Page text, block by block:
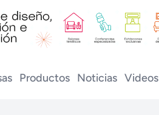
Productos Noticias Videos